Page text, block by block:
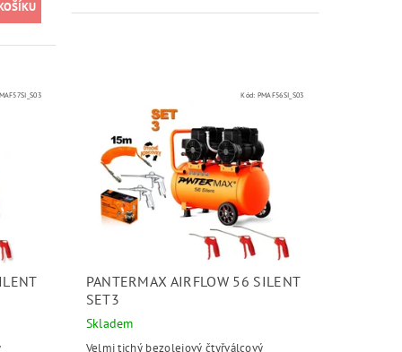
Kód: PMAF56SI_S03
PANTERMAX AIRFLOW 56 SILENT
SET3
Skladem
Velmi tichý bezolejový čtyřválcový